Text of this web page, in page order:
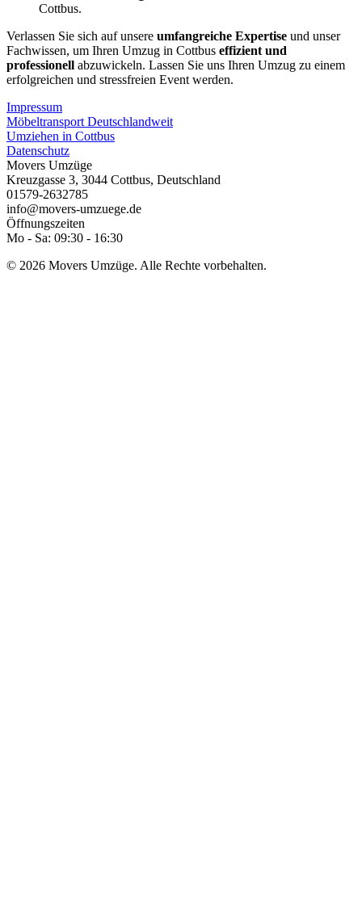
Cottbus.
Verlassen Sie sich auf unsere umfangreiche Expertise und unser
Fachwissen, um Ihren Umzug in Cottbus effizient und
professionell abzuwickeln. Lassen Sie uns Ihren Umzug zu einem
erfolgreichen und stressfreien Event werden.
Impressum
Möbeltransport Deutschlandweit
Umziehen in Cottbus
Datenschutz
Movers Umzüge
Kreuzgasse 3, 3044 Cottbus, Deutschland
01579-2632785
info@movers-umzuege.de
Öffnungszeiten
Mo - Sa: 09:30 - 16:30
© 2026 Movers Umzüge. Alle Rechte vorbehalten.